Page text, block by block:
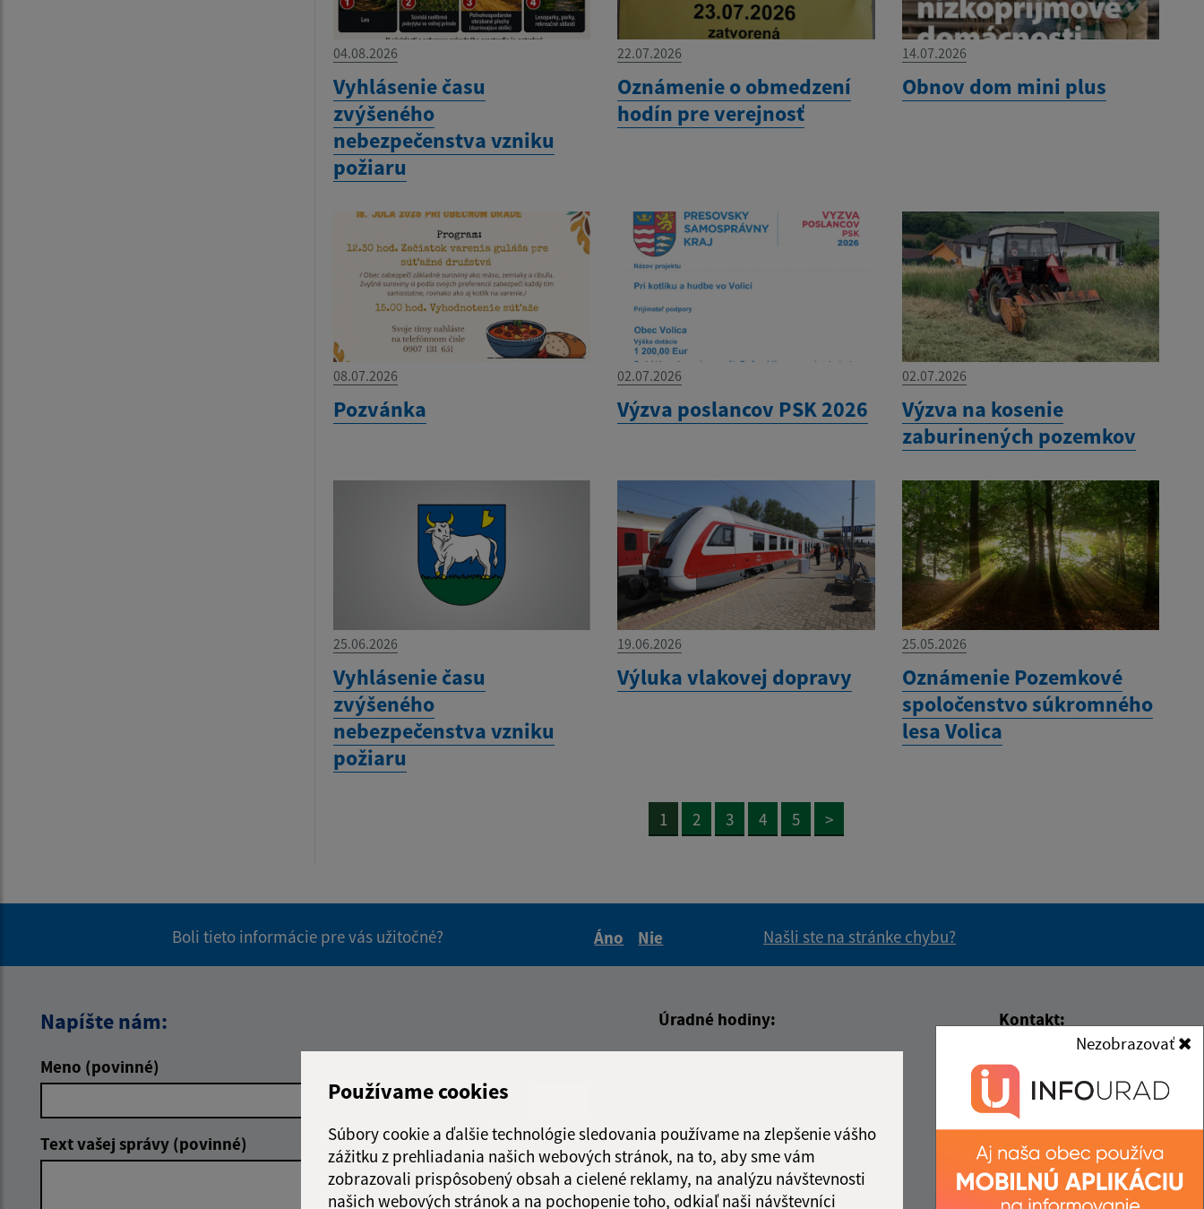
Používame cookies
Súbory cookie a ďalšie technológie sledovania používame na zlepšenie vášho
zážitku z prehliadania našich webových stránok, na to, aby sme vám
zobrazovali prispôsobený obsah a cielené reklamy, na analýzu návštevnosti
našich webových stránok a na pochopenie toho, odkiaľ naši návštevníci
Nezobrazovať
04.08.2026
Vyhlásenie času
zvýšeného
nebezpečenstva vzniku
požiaru
22.07.2026
Oznámenie o obmedzení
hodín pre verejnosť
14.07.2026
Obnov dom mini plus
08.07.2026
Pozvánka
02.07.2026
Výzva poslancov PSK 2026
02.07.2026
Výzva na kosenie
zaburinených pozemkov
25.06.2026
Vyhlásenie času
zvýšeného
nebezpečenstva vzniku
požiaru
19.06.2026
Výluka vlakovej dopravy
25.05.2026
Oznámenie Pozemkové
spoločenstvo súkromného
lesa Volica
1 2 3 4 5 >
Boli tieto informácie pre vás užitočné?
Áno
Nie
Našli ste na stránke chybu?
Napíšte nám:
Meno (povinné)
Text vašej správy (povinné)
Úradné hodiny:
Streda:
07:30 - 12:00 13:00 - 15:30
Štvrtok:
07:30 - 12:00 13:00 - 15:30
Piatok:
07:30 - 12:00
Kontakt:
Obecný úrad Volica
Volica 64
067 01 Radvaň nad
Laborcom
info@volica.sk
+421 57 739 41 13